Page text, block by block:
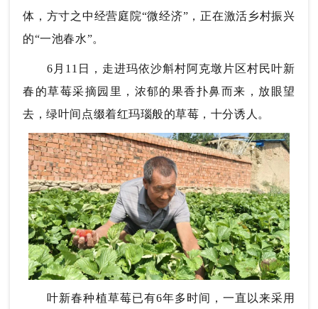
体，方寸之中经营庭院“微经济”，正在激活乡村振兴
的“一池春水”。
6月11日，走进玛依沙斛村阿克墩片区村民叶新
春的草莓采摘园里，浓郁的果香扑鼻而来，放眼望
去，绿叶间点缀着红玛瑙般的草莓，十分诱人。
叶新春种植草莓已有6年多时间，一直以来采用